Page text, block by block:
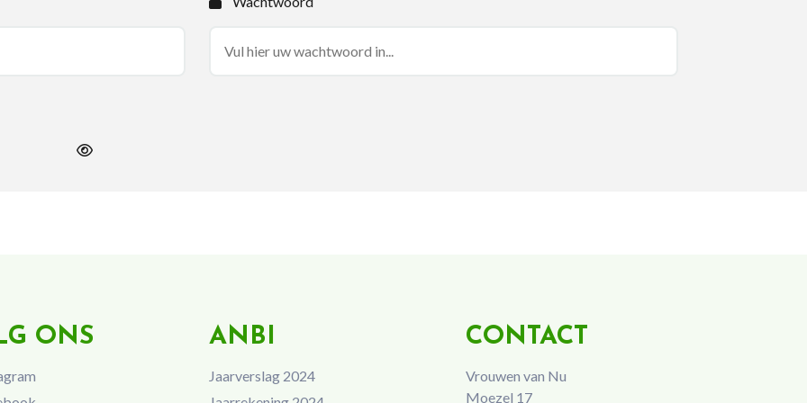
ONS ANBI
Jaarverslag 2024
CONTACT
Vrouwen van Nu
Moezel 17